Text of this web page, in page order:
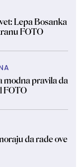
Lepa Bosanka
FOTO
modna pravila da
FOTO
da rade ove